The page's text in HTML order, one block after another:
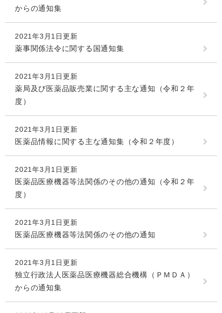
からの通知集
2021年3月1日更新
薬事関係法令に関する国通知集
2021年3月1日更新
薬局及び医薬品販売業に関する主な通知（令和２年
度）
2021年3月1日更新
医薬品情報に関する主な通知集（令和２年度）
2021年3月1日更新
医薬品医療機器等法関係のその他の通知（令和２年
度）
2021年3月1日更新
医薬品医療機器等法関係のその他の通知
2021年3月1日更新
独立行政法人医薬品医療機器総合機構（ＰＭＤＡ）
からの通知集